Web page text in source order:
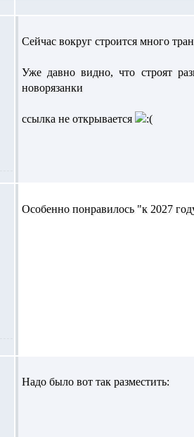
Сейчас вокруг строится много
Уже давно видно, что строят
новорязанки
ссылка не открывается
Особенно понравилось "к 2027
Надо было вот так разместить: